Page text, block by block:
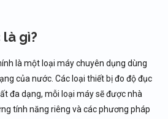
gì?
là một loại máy chuyên dụng dùng
của nước. Các loại thiết bị đo độ đục
đa dạng, mỗi loại máy sẽ được nhà
tính năng riêng và các phương pháp